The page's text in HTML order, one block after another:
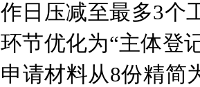
作日压减至最多3个
环节优化为“主体登
申请材料从8份精简